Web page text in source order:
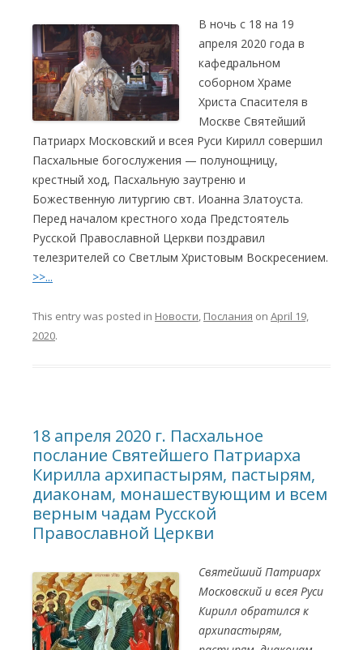
В ночь с 18 на 19
апреля 2020 года в
кафедральном
соборном Храме
Христа Спасителя в
Москве Святейший
Патриарх Московский и всея Руси Кирилл совершил
Пасхальные богослужения — полунощницу,
крестный ход, Пасхальную заутреню и
Божественную литургию свт. Иоанна Златоуста.
Перед началом крестного хода Предстоятель
Русской Православной Церкви поздравил
телезрителей со Светлым Христовым Воскресением.
>>...
This entry was posted in Новости, Послания on April 19,
2020.
18 апреля 2020 г. Пасхальное
послание Святейшего Патриарха
Кирилла архипастырям, пастырям,
диаконам, монашествующим и всем
верным чадам Русской
Православной Церкви
Святейший Патриарх
Московский и всея Руси
Кирилл обратился к
архипастырям,